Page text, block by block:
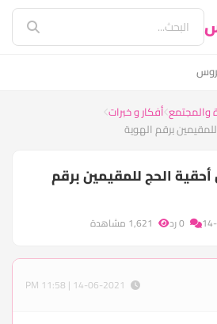
والمجتمع أفكار و خبرات
برقم الهوية
الحج للمقيمين برقم